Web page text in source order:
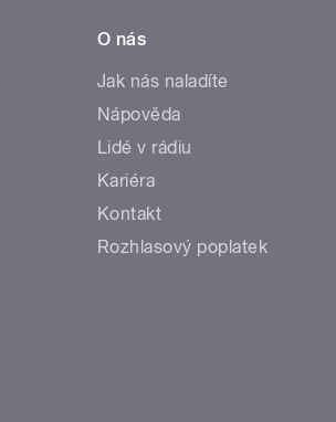
O nás
Jak nás naladíte
Nápověda
Lidé v rádiu
Kariéra
Kontakt
Rozhlasový poplatek